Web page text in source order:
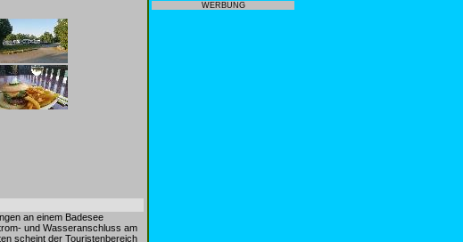
an einem Badesee
und Wasseranschluss am
scheint der Touristenbereich
WERBUNG